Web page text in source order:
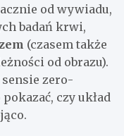
od wywiadu,
badań krwi,
(czasem także
od obrazu).
sensie zero-
czy układ